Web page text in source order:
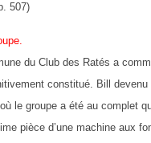
507)
du Club des Ratés a
constitué. Bill
le groupe a été au complet
pièce d’une machine aux